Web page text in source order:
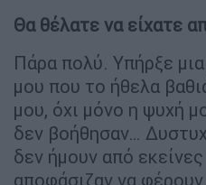
Θα θέλατε να είχατε
Πάρα πολύ. Υπήρξε
μου που το ήθελα
μου, όχι μόνο η ψυχή
δεν βοήθησαν…
δεν ήμουν από
αποφάσιζαν να